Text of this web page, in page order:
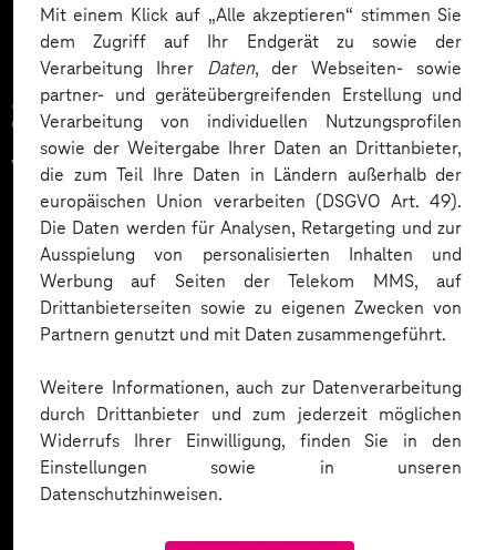
Mit einem Klick auf „Alle akzeptieren“ stimmen Sie
dem Zugriff auf Ihr Endgerät zu sowie der
Verarbeitung Ihrer Daten, der Webseiten- sowie
partner- und geräteübergreifenden Erstellung und
Verarbeitung von individuellen Nutzungsprofilen
sowie der Weitergabe Ihrer Daten an Drittanbieter,
die zum Teil Ihre Daten in Ländern außerhalb der
europäischen Union verarbeiten (DSGVO Art. 49).
Die Daten werden für Analysen, Retargeting und zur
Ausspielung von personalisierten Inhalten und
Werbung auf Seiten der Telekom MMS, auf
Drittanbieterseiten sowie zu eigenen Zwecken von
Partnern genutzt und mit Daten zusammengeführt.
Weitere Informationen, auch zur Datenverarbeitung
durch Drittanbieter und zum jederzeit möglichen
Widerrufs Ihrer Einwilligung, finden Sie in den
Einstellungen sowie in unseren
Datenschutzhinweisen.
Zahlreiche Unternehmen
vertrauen auf unsere
Expertise. Hier eine Auswahl: